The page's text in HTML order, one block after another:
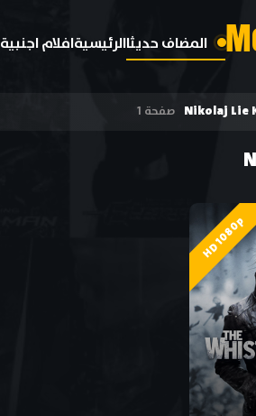
M المضاف حديثاالرئيسيةافلام اجنبية
Nikolaj Lie صفحة 1
HD 1080p